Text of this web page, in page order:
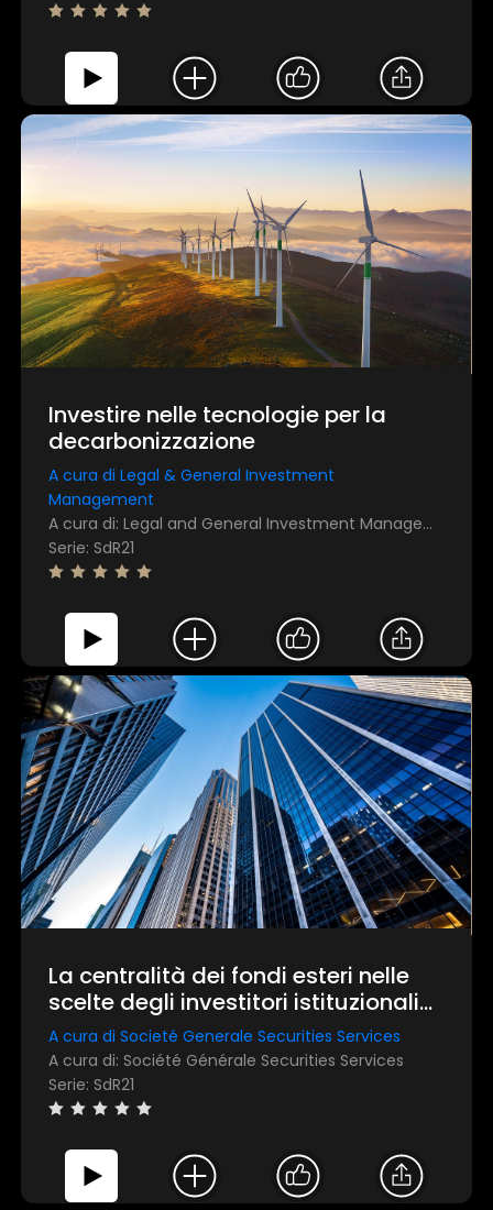
Investire nelle tecnologie per la
decarbonizzazione
A cura di Legal & General Investment
Management
A cura di: Legal and General Investment Management
Serie: SdR21
La centralità dei fondi esteri nelle
scelte degli investitori istituzionali
italiani
A cura di Societé Generale Securities Services
A cura di: Société Générale Securities Services
Serie: SdR21
×
5 stars
4 stars
3 stars
2 stars
1 star
Invia